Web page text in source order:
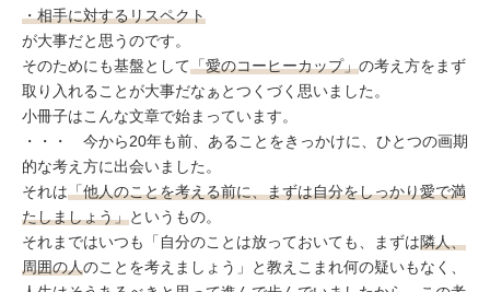
・相手に対するリスペクト
が大事だと思うのです。
そのためにも基盤として「愛のコーヒーカップ」の考え方をまず
取り入れることが大事だなぁとつくづく思いました。
小冊子はこんな文章で始まっています。
・・・ 今から20年も前、あることをきっかけに、ひとつの画期
的な考え方に出会いました。
それは「他人のことを考える前に、まずは自分をしっかり愛で満
たしましょう」というもの。
それまではいつも「自分のことは放っておいても、まずは隣人、
周囲の人のことを考えましょう」と教えこまれ何の疑いもなく、